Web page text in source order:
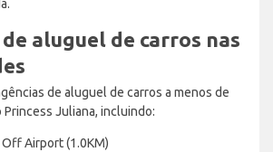
aluguel de carros nas
de aluguel de carros a menos de
Juliana, incluindo:
Airport (1.0KM)